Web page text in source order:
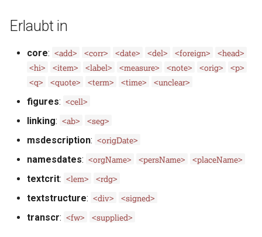
eErlaubt in
core: <add> <corr> <date> <del> <foreign>
<head>
<hi>
<item> <label> <measure> <note> <orig>
<p>
<q>
<quote> <term> <time>
<unclear>
figures: <cell>
linking: <ab>
<seg>
msdescription: <origDate>
namesdates: <orgName> <persName>
<placeName>
textcrit: <lem>
<rdg>
textstructure: <div>
<signed>
transcr: <fw> <supplied>